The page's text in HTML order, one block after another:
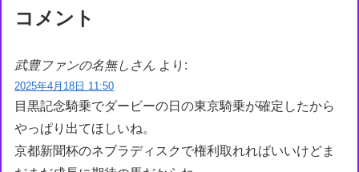
コメント
武豊ファンの名無しさん より:
2025年4月18日 11:50
目黒記念騎乗でダービーの日の東京騎乗が確定したから
やっぱり出てほしいね。
京都新聞杯のネブラディスクで権利取れればいいけどま